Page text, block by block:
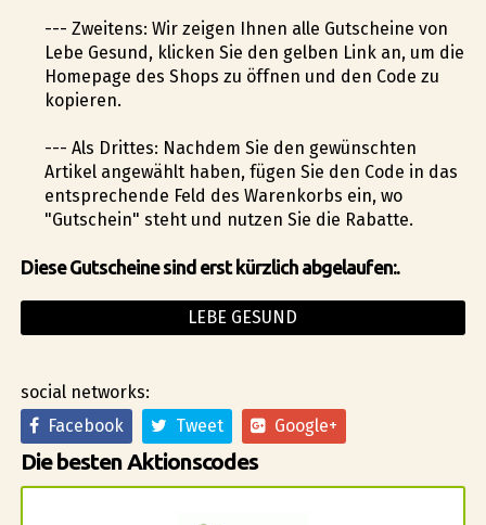
--- Zweitens: Wir zeigen Ihnen alle Gutscheine von
Lebe Gesund, klicken Sie den gelben Link an, um die
Homepage des Shops zu öffnen und den Code zu
kopieren.
--- Als Drittes: Nachdem Sie den gewünschten
Artikel angewählt haben, fügen Sie den Code in das
entsprechende Feld des Warenkorbs ein, wo
"Gutschein" steht und nutzen Sie die Rabatte.
Diese Gutscheine sind erst kürzlich abgelaufen:.
LEBE GESUND
social networks:
Facebook
Tweet Google+
Die besten Aktionscodes